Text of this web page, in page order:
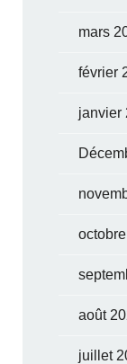
mars
février
janvier
août
juillet